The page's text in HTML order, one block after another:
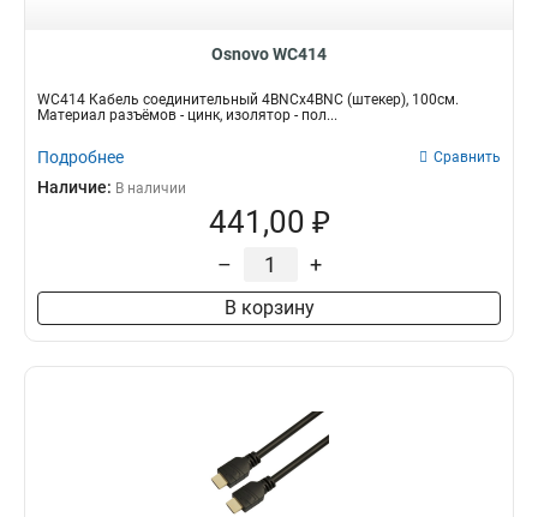
Osnovo WC414
WC414 Кабель соединительный 4BNCx4BNC (штекер), 100см.
Материал разъёмов - цинк, изолятор - пол...
Подробнее Сравнить
Наличие: В наличии
441,00 ₽
– +
В корзину